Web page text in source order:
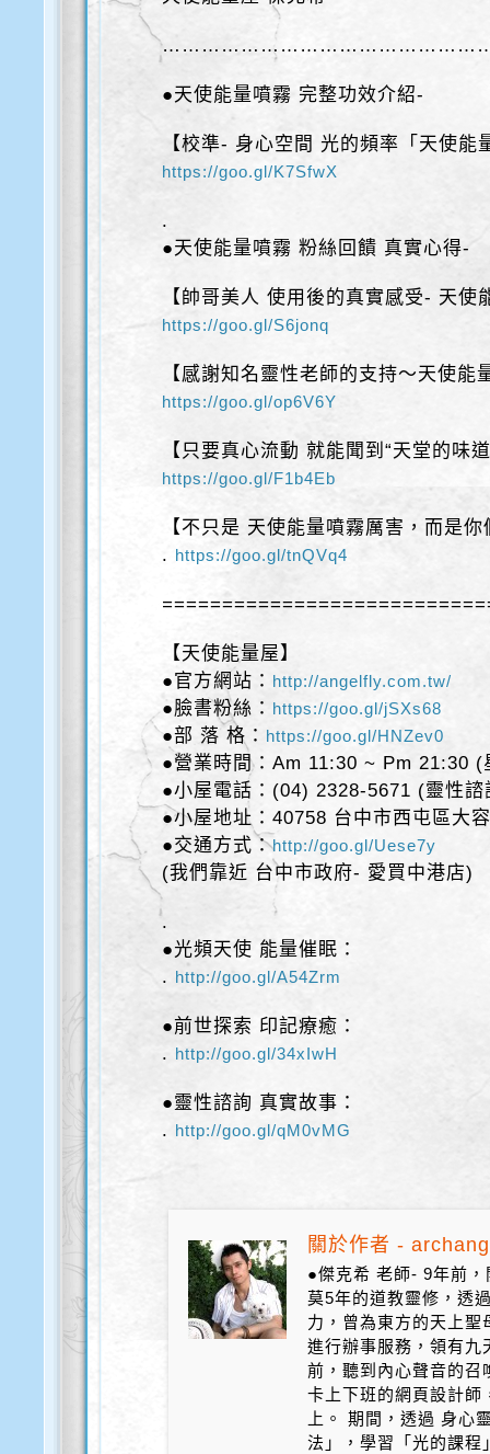
●天使能量噴霧 完整功效介紹-
【校準- 身心空間 光的頻率「天使能
https://goo.gl/K7SfwX
.
●天使能量噴霧 粉絲回饋 真實心得-
【帥哥美人 使用後的真實感受- 天使
https://goo.gl/S6jonq
【感謝知名靈性老師的支持～天使能
https://goo.gl/op6V6Y
【只要真心流動 就能聞到“天堂的味
https://goo.gl/F1b4Eb
【不只是 天使能量噴霧厲害，而是
. https://goo.gl/tnQVq4
【天使能量屋】
●官方網站： http://angelfly.com.tw/
●臉書粉絲： https://goo.gl/jSXs68
●部 落 格： https://goo.gl/HNZev0
●營業時間：Am 11:30 ~ Pm 21:30 (
●小屋電話：(04) 2328-5671 (靈性
●小屋地址：40758 台中市西屯區大
●交通方式：http://goo.gl/Uese7y
(我們靠近 台中市政府- 愛買中港店)
.
●光頻天使 能量催眠：
. http://goo.gl/A54Zrm
●前世探索 印記療癒：
. http://goo.gl/34xIwH
●靈性諮詢 真實故事：
. http://goo.gl/qM0vMG
關於作者 -
●傑克希 老師- 9年前
莫5年的道教靈修，透
力，曾為東方的天上
進行辦事服務，領有
前，聽到內心聲音的召
卡上下班的網頁設計師
上。 期間，透過 身心
法」，學習「光的課程